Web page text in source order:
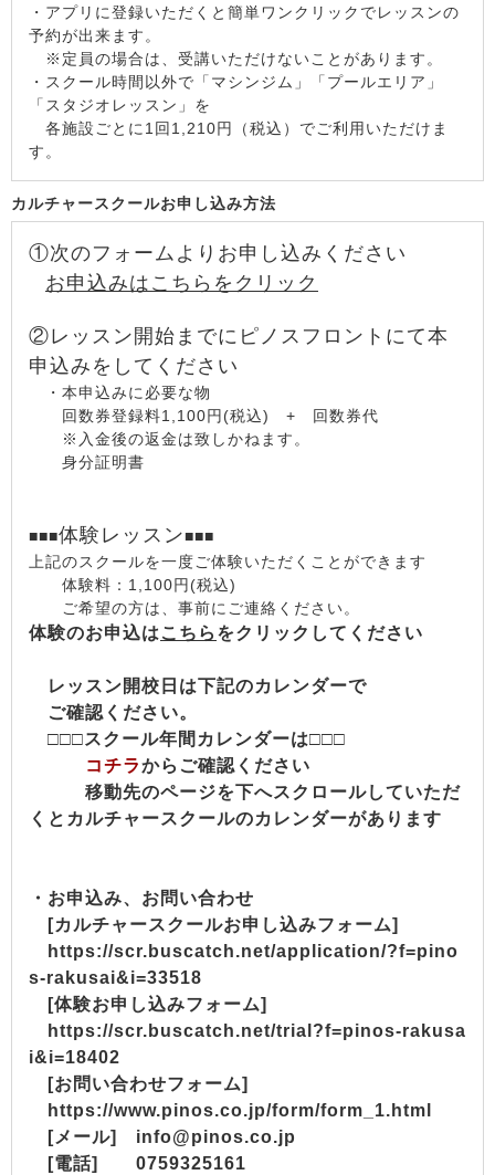
・アプリに登録いただくと簡単ワンクリックでレッスンの
予約が出来ます。
※定員の場合は、受講いただけないことがあります。
・スクール時間以外で「マシンジム」「プールエリア」
「スタジオレッスン」を
各施設ごとに1回1,210円（税込）でご利用いただけま
す。
カルチャースクールお申し込み方法
①次のフォームよりお申し込みください
お申込みはこちらをクリック
②レッスン開始までにピノスフロントにて本
申込みをしてください
・本申込みに必要な物
回数券登録料1,100円(税込) + 回数券代
※入金後の返金は致しかねます。
身分証明書
■■■体験レッスン■■■
上記のスクールを一度ご体験いただくことができます
体験料：1,100円(税込)
ご希望の方は、事前にご連絡ください。
体験のお申込は こちら をクリックしてください
レッスン開校日は下記のカレンダーで
ご確認ください。
□□□スクール年間カレンダーは□□□
コチラからご確認ください
移動先のページを下へスクロールしていただ
くとカルチャースクールのカレンダーがあります
・お申込み、お問い合わせ
[カルチャースクールお申し込みフォーム]
https://scr.buscatch.net/application/?f=pino
s-rakusai&i=33518
[体験お申し込みフォーム]
https://scr.buscatch.net/trial?f=pinos-rakusa
i&i=18402
[お問い合わせフォーム]
https://www.pinos.co.jp/form/form_1.html
[メール] info@pinos.co.jp
[電話] 0759325161